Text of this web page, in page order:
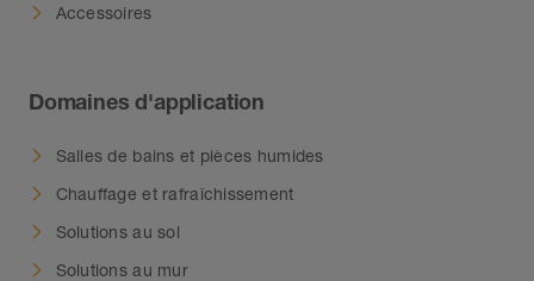
Accessoires
Domaines d'application
Salles de bains et pièces humides
Chauffage et rafraîchissement
Solutions au sol
Solutions au mur